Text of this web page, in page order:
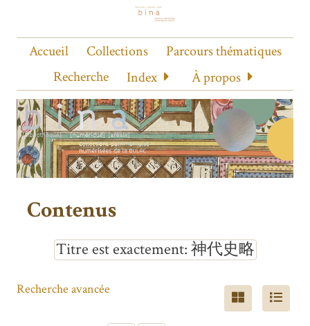
Accueil Collections
Parcours thématiques
Recherche
Index À propos
Contenus
Titre est exactement 神代史略
Recherche avancée